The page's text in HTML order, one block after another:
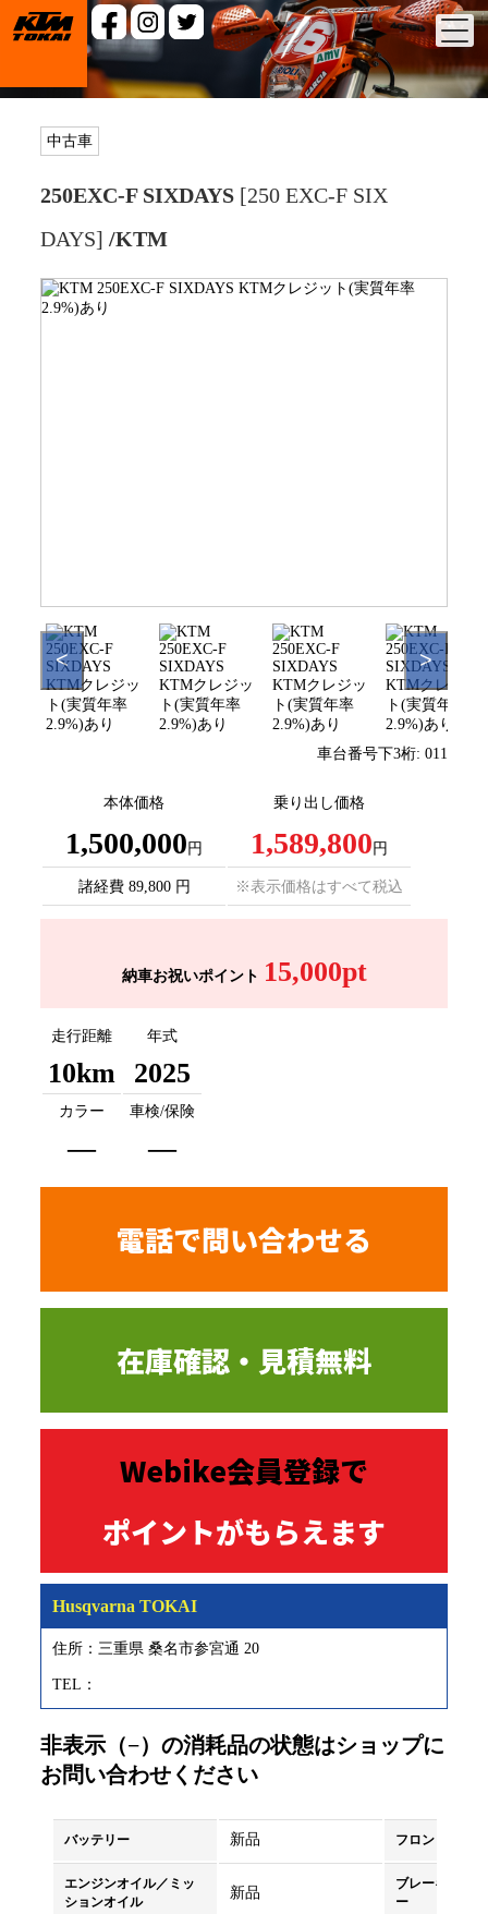
KTM TOKAI KTM東海
Facebookinstagram
Twitter
中古車
250EXC-F SIXDAYS [250 EXC-F SIX
DAYS] /KTM
< >
車台番号下3桁: 011
本体価格 乗り出し価格
1,500,000 円 1,589,800 円
諸経費 89,800 円 ※表示価格はすべて税込
納車お祝いポイント 15,000pt
走行距離 年式
10km 2025
カラー 車検/保険
― ―
電話で問い合わせる
在庫確認・見積無料
Webike会員登録で
ポイントがもらえます
Husqvarna TOKAI
住所：三重県 桑名市参宮通 20
TEL：
非表示（−）の消耗品の状態はショップに
お問い合わせください
バッテリー 新品 フロントタイヤ
エンジンオイル／ミッ
ションオイル
新品
ブレーキパッ
ー